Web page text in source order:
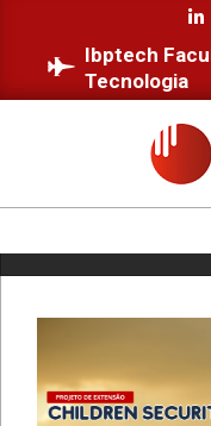
content
Ibptech
Tecnologia
IBPTECH